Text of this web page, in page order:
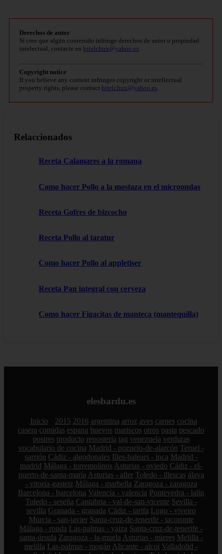
Derechos de autor
Si cree que algún contenido infringe derechos de autor o propiedad
intelectual, contacte en bitelchux@yahoo.es
Copyright notice
If you believe any content infringes copyright or intellectual
property rights, please contact bitelchux@yahoo.es
Relaccionados
Receta Calamares a la romana
Como hacer Pollo a la mostaza en el microondas
Receta Gofres de bizcocho
Receta Pollo al taratur
Como hacer Pollo al appletiser
Receta Pan integral con cerveza
Como hacer Figacitas de manteca (mantequilla)
elesbardu.es
Inicio 2015 2016 argentina arroz aves carnes cocina
casera comidas espana huevos mariscos otros pasta pescado
postres producto reposteria tag venezuela verduras
vocabulario de cocina Madrid - pozuelo-de-alarcón Teruel -
sarrión Cádiz - algodonales Illes-balears - inca Madrid -
madrid Málaga - torremolinos Asturias - oviedo Cádiz - el-
puerto-de-santa-maría Asturias - aller Toledo - illescas álava
- vitoria-gasteiz Málaga - marbella Zaragoza - zaragoza
Barcelona - barcelona Valencia - valencia Pontevedra - lalín
Toledo - seseña Cantabria - val-de-san-vicente Sevilla -
sevilla Granada - granada Cádiz - tarifa Lugo - viveiro
Murcia - san-javier Santa-cruz-de-tenerife - tacoronte
Málaga - ronda Las-palmas - yaiza Santa-cruz-de-tenerife -
santa-úrsula Zaragoza - la-muela Asturias - mieres Melilla -
melilla Las-palmas - mogán Alicante - alcoi Valladolid -